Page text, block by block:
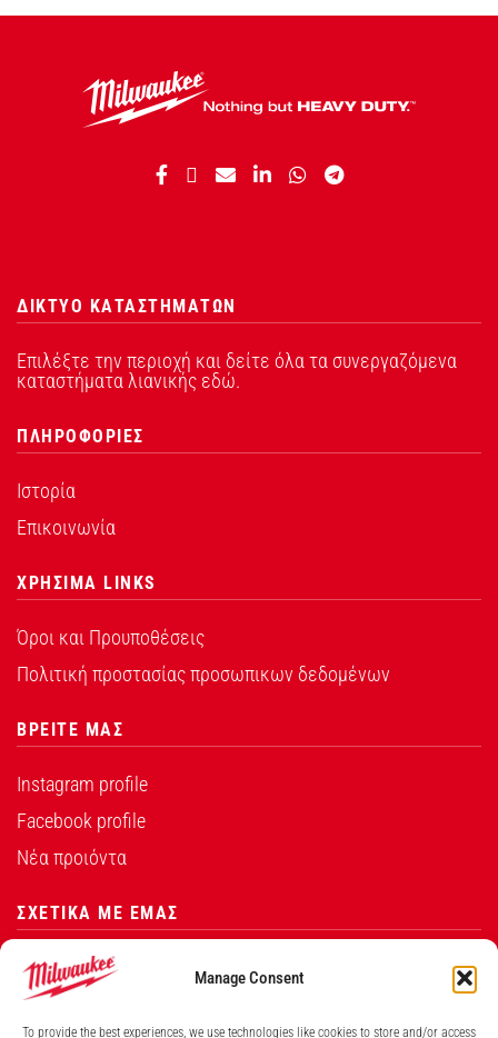
Manage Consent
To provide the best experiences, we use technologies like cookies to store and/or access
ΔΙΚΤΥΟ ΚΑΤΑΣΤΗΜΑΤΩΝ
Επιλέξτε την περιοχή και δείτε όλα τα συνεργαζόμενα
καταστήματα λιανικής εδώ.
ΠΛΗΡΟΦΟΡΙΕΣ
Ιστορία
Επικοινωνία
ΧΡΗΣΙΜΑ LINKS
Όροι και Προυποθέσεις
Πολιτική προστασίας προσωπικων δεδομένων
ΒΡΕΙΤΕ ΜΑΣ
Instagram profile
Facebook profile
Νέα προιόντα
ΣΧΕΤΙΚΑ ΜΕ ΕΜΑΣ
Η εταιρεία Σ.ΠΑΠΑΘΕΟ∆ΟΣΙΟΥ Α.Ε.Β.Ε. είναι ο
εξουσιοδοτημένος αντιπρόσωπος από την Techtronic